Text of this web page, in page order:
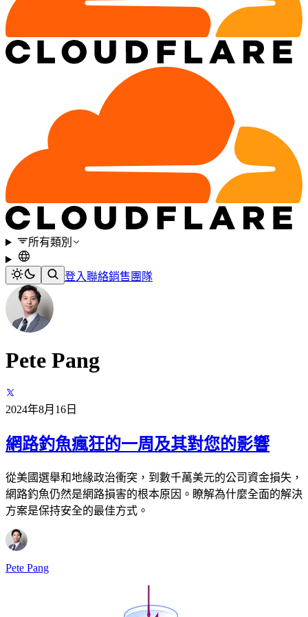
所有類別
登入聯絡銷售團隊
Pete Pang
2024年8月16日
網路釣魚瘋狂的一周及其對您的影響
從美國選舉和地緣政治衝突，到數千萬美元的公司資金損失，
網路釣魚仍然是網路損害的根本原因。瞭解為什麼全面的解決
方案是保持安全的最佳方式。
Pete Pang